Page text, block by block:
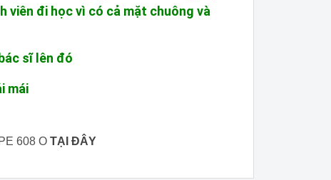
viên đi học vì có cả mặt chuông và
sĩ lên đó
mái
608 O TẠI ĐÂY